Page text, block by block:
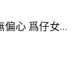
偏心 爲仔女...